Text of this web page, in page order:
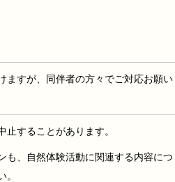
ますが、同伴者の方々でご対応お願い
止することがあります。
も、自然体験活動に関連する内容につ
。